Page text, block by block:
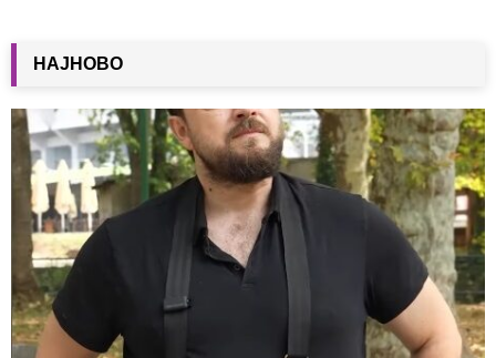
НАЈНОВО